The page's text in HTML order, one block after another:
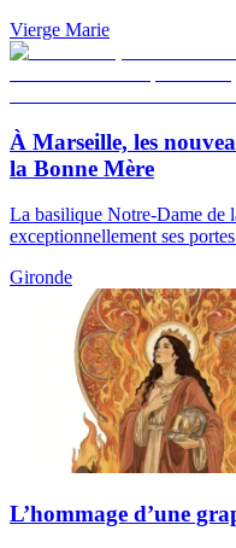
Vierge Marie
À Marseille, les
la Bonne Mère
La basilique Notre-Dame de
exceptionnellement ses
Gironde
L’hommage d’une